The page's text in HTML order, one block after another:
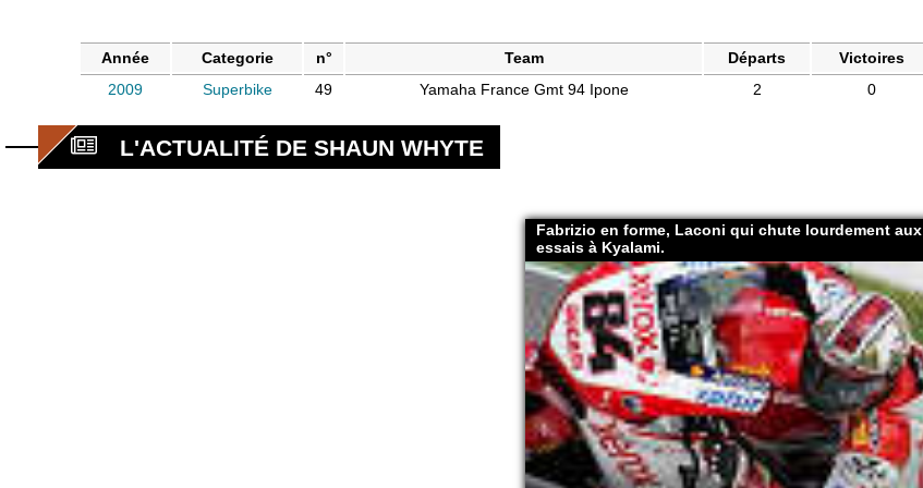
Année Categorie n° Team Départs Victoires
2009
Superbike 49 Yamaha France Gmt 94 Ipone 2 0
L'ACTUALITÉ DE SHAUN WHYTE
Fabrizio en forme, Laconi qui chute lourdement aux
essais à Kyalami.